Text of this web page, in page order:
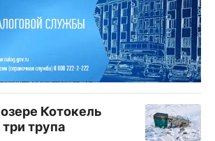
Котокель
трупа